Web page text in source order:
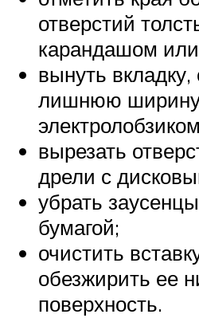
отверстий
карандашом
вынуть вкладку,
лишнюю ширину
вырезать
дрели с
убрать
бумагой;
очистить
обезжирить ее
поверхность.